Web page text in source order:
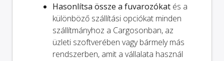
Hasonlítsa össze a fuvarozókat és a
különböző szállítási opciókat minden
szállítmányhoz a Cargosonban, az
üzleti szoftverében vagy bármely más
rendszerben, amit a vállalata használ